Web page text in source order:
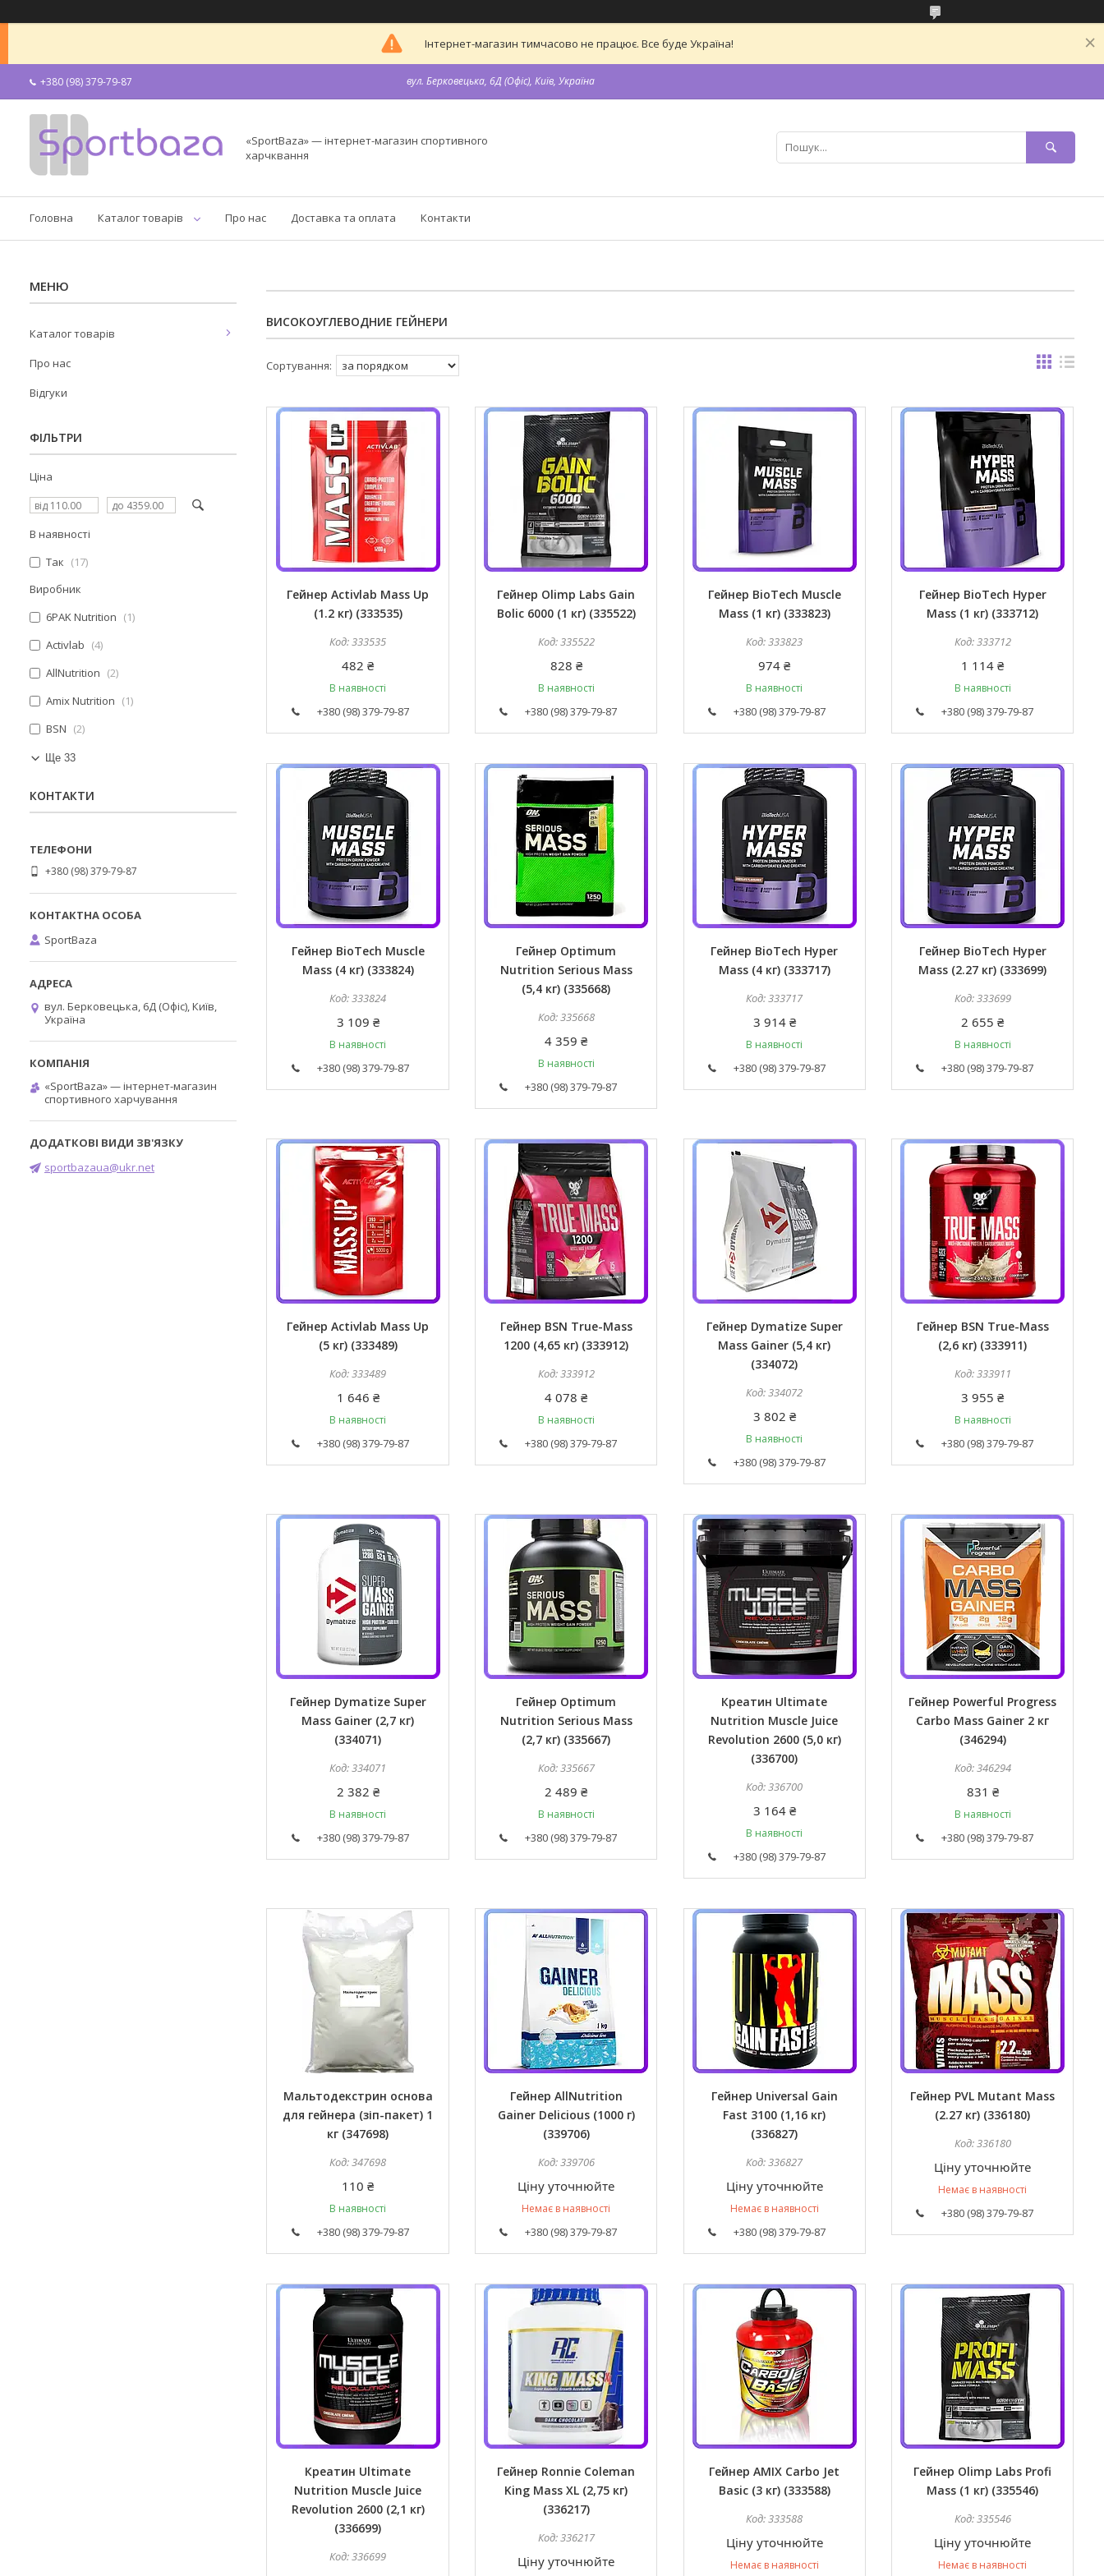
Інтернет-магазин тимчасово не працює. Все буде Україна!
+380 (98) 379-79-87 вул. Берковецька, 6Д (Офіс), Київ, Україна
«SportBaza» — інтернет-магазин спортивного
харчквання
Головна Каталог товарів Про нас Доставка та оплата Контакти
ВИСОКОУГЛЕВОДНИЕ ГЕЙНЕРИ
Гейнер Activlab Mass Up
(1.2 кг) (333535)
333535
482 ₴
В наявності
+380 (98) 379-79-87
Гейнер Olimp Labs Gain
Bolic 6000 (1 кг) (335522)
335522
828 ₴
В наявності
+380 (98) 379-79-87
Гейнер BioTech Muscle
Mass (1 кг) (333823)
333823
974 ₴
В наявності
+380 (98) 379-79-87
Гейнер BioTech Hyper
Mass (1 кг) (333712)
333712
1 114 ₴
В наявності
+380 (98) 379-79-87
Гейнер BioTech Muscle
Mass (4 кг) (333824)
333824
3 109 ₴
В наявності
+380 (98) 379-79-87
Гейнер Optimum
Nutrition Serious Mass
(5,4 кг) (335668)
335668
4 359 ₴
В наявності
+380 (98) 379-79-87
Гейнер BioTech Hyper
Mass (4 кг) (333717)
333717
3 914 ₴
В наявності
+380 (98) 379-79-87
Гейнер BioTech Hyper
Mass (2.27 кг) (333699)
333699
2 655 ₴
В наявності
+380 (98) 379-79-87
Гейнер Activlab Mass Up
(5 кг) (333489)
333489
1 646 ₴
В наявності
+380 (98) 379-79-87
Гейнер BSN True-Mass
1200 (4,65 кг) (333912)
333912
4 078 ₴
В наявності
+380 (98) 379-79-87
Гейнер Dymatize Super
Mass Gainer (5,4 кг)
(334072)
334072
3 802 ₴
В наявності
+380 (98) 379-79-87
Гейнер BSN True-Mass
(2,6 кг) (333911)
333911
3 955 ₴
В наявності
+380 (98) 379-79-87
Гейнер Dymatize Super
Mass Gainer (2,7 кг)
(334071)
334071
2 382 ₴
В наявності
+380 (98) 379-79-87
Гейнер Optimum
Nutrition Serious Mass
(2,7 кг) (335667)
335667
2 489 ₴
В наявності
+380 (98) 379-79-87
Креатин Ultimate
Nutrition Muscle Juice
Revolution 2600 (5,0 кг)
(336700)
336700
3 164 ₴
В наявності
+380 (98) 379-79-87
Гейнер Powerful Progress
Carbo Mass Gainer 2 кг
(346294)
346294
831 ₴
В наявності
+380 (98) 379-79-87
Мальтодекстрин основа
для гейнера (зіп-пакет) 1
кг (347698)
347698
110 ₴
В наявності
+380 (98) 379-79-87
Гейнер AllNutrition
Gainer Delicious (1000 г)
(339706)
339706
Ціну уточнюйте
Немає в наявності
+380 (98) 379-79-87
Гейнер Universal Gain
Fast 3100 (1,16 кг)
(336827)
336827
Ціну уточнюйте
Немає в наявності
+380 (98) 379-79-87
Гейнер PVL Mutant Mass
(2.27 кг) (336180)
336180
Ціну уточнюйте
Немає в наявності
+380 (98) 379-79-87
Креатин Ultimate
Nutrition Muscle Juice
Revolution 2600 (2,1 кг)
(336699)
336699
Гейнер Ronnie Coleman
King Mass XL (2,75 кг)
(336217)
336217
Ціну уточнюйте
Гейнер AMIX Carbo Jet
Basic (3 кг) (333588)
333588
Ціну уточнюйте
Немає в наявності
Гейнер Olimp Labs Profi
Mass (1 кг) (335546)
335546
Ціну уточнюйте
Немає в наявності
Каталог товарів
Про нас
Відгуки
ФІЛЬТРИ
Ціна
В наявності
Так
17
Виробник
6PAK Nutrition
1
Activlab
4
AllNutrition
2
Amix Nutrition
1
BSN
2
Ще 33
КОНТАКТИ
+380 (98) 379-79-87
SportBaza
вул. Берковецька, 6Д (Офіс), Київ,
Україна
«SportBaza» — інтернет-магазин
спортивного харчування
sportbazaua@ukr.net